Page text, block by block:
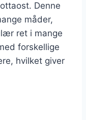
Denne
måder,
ret i mange
forskellige
hvilket giver